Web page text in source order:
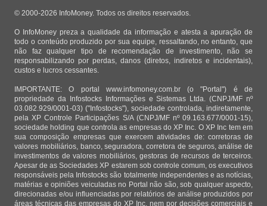
© 2000-2026 InfoMoney. Todos os direitos reservados.
O InfoMoney preza a qualidade da informação e atesta a apuração de
todo o conteúdo produzido por sua equipe, ressaltando, no entanto, que
não faz qualquer tipo de recomendação de investimento, não se
responsabilizando por perdas, danos (diretos, indiretos e incidentais),
custos e lucros cessantes.
IMPORTANTE: O portal www.infomoney.com.br (o "Portal") é de
propriedade da Infostocks Informações e Sistemas Ltda. (CNPJ/MF nº
03.082.929/0001-03) ("Infostocks"), sociedade controlada, indiretamente,
pela XP Controle Participações S/A (CNPJ/MF nº 09.163.677/0001-15),
sociedade holding que controla as empresas do XP Inc. O XP Inc tem em
sua composição empresas que exercem atividades de: corretoras de
valores mobiliários, banco, seguradora, corretora de seguros, análise de
investimentos de valores mobiliários, gestoras de recursos de terceiros.
Apesar de as Sociedades XP estarem sob controle comum, os executivos
responsáveis pela Infostocks são totalmente independentes e as notícias,
matérias e opiniões veiculadas no Portal não são, sob qualquer aspecto,
direcionadas e/ou influenciadas por relatórios de análise produzidos por
áreas técnicas das empresas do XP Inc, nem por decisões comerciais e